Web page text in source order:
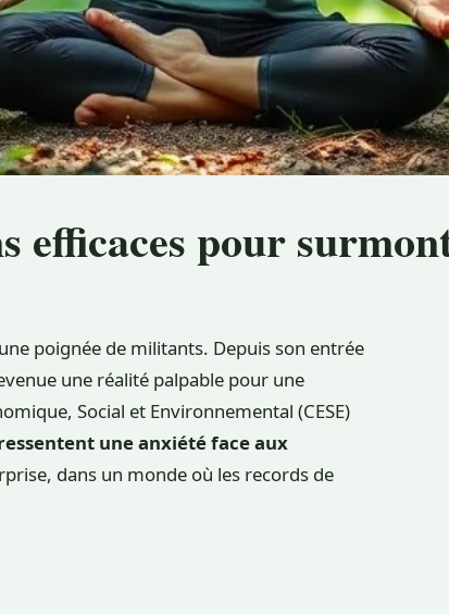
efficaces pour
poignée de militants. Depuis son entrée
une réalité palpable pour une
Social et Environnemental (CESE)
une anxiété face aux
dans un monde où les records de